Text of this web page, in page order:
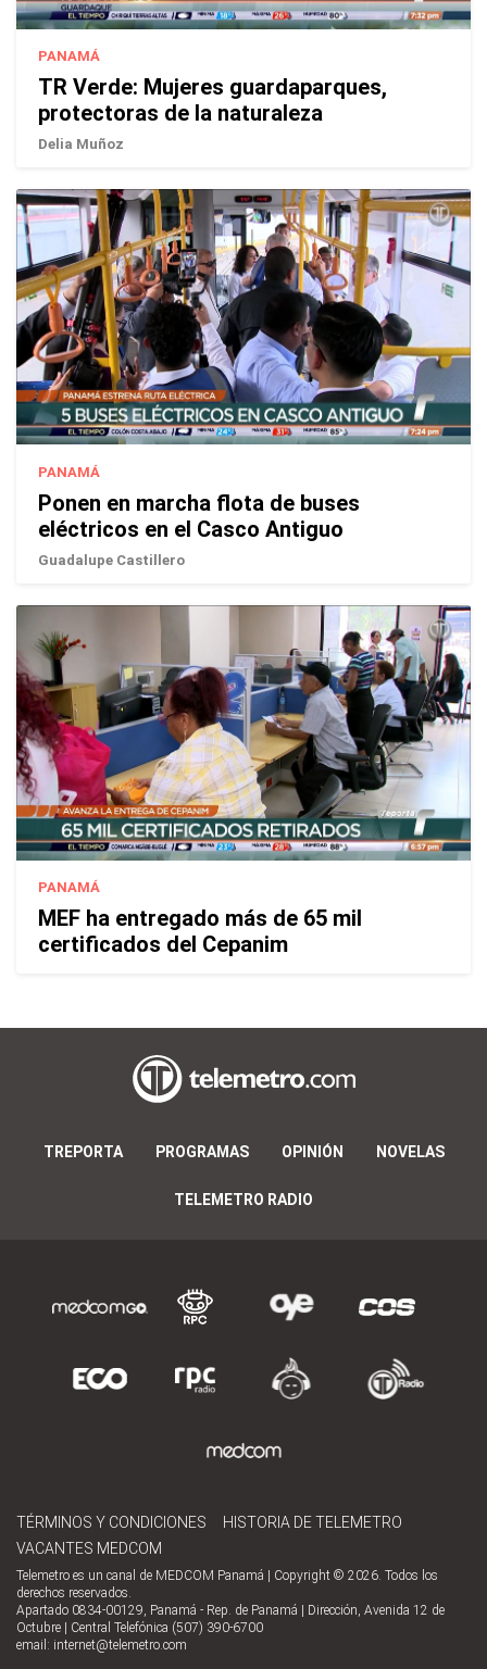
PANAMÁ
TR Verde: Mujeres guardaparques,
protectoras de la naturaleza
Delia Muñoz
PANAMÁ
Ponen en marcha flota de buses
eléctricos en el Casco Antiguo
Guadalupe Castillero
PANAMÁ
MEF ha entregado más de 65 mil
certificados del Cepanim
TREPORTA PROGRAMAS OPINIÓN NOVELAS
TELEMETRO RADIO
TÉRMINOS Y CONDICIONES
HISTORIA DE TELEMETRO
VACANTES MEDCOM
Telemetro es un canal de MEDCOM Panamá | Copyright © 2026. Todos los
derechos reservados.
Apartado 0834-00129, Panamá - Rep. de Panamá | Dirección, Avenida 12 de
Octubre | Central Telefónica (507) 390-6700
email: internet@telemetro.com